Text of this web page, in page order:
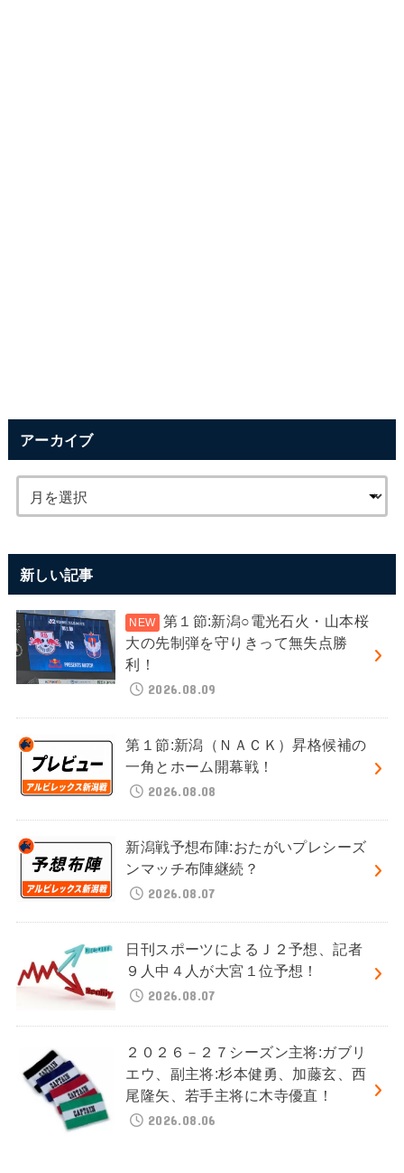
アーカイブ
新しい記事
第１節:新潟○電光石火・山本桜
大の先制弾を守りきって無失点勝
利！
2026.08.09
第１節:新潟（ＮＡＣＫ）昇格候補の
一角とホーム開幕戦！
2026.08.08
新潟戦予想布陣:おたがいプレシーズ
ンマッチ布陣継続？
2026.08.07
日刊スポーツによるＪ２予想、記者
９人中４人が大宮１位予想！
2026.08.07
２０２６－２７シーズン主将:ガブリ
エウ、副主将:杉本健勇、加藤玄、西
尾隆矢、若手主将に木寺優直！
2026.08.06